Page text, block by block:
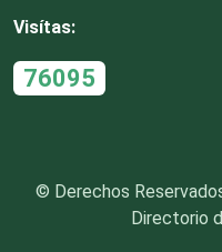
Visítas:
76095
© Derechos
Directorio